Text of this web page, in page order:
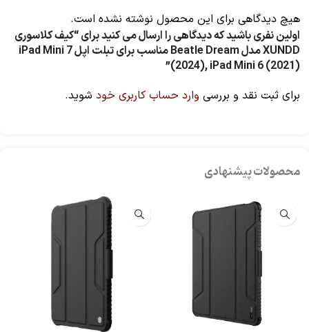
هیچ دیدگاهی برای این محصول نوشته نشده است.
اولین نفری باشید که دیدگاهی را ارسال می کنید برای “کیف کلاسوری
XUNDD مدل Beatle Dream مناسب برای تبلت اپل iPad Mini 7
(2024), iPad Mini 6 (2021)”
برای ثبت نقد و بررسی وارد حساب کاربری خود شوید.
محصولات پیشنهادی